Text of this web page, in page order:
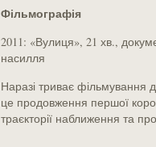
Фільмографія
2011: «Вулиця», 21 хв.,
насилля
Наразі триває фільмування
це продовження першої
траєкторії наближення та